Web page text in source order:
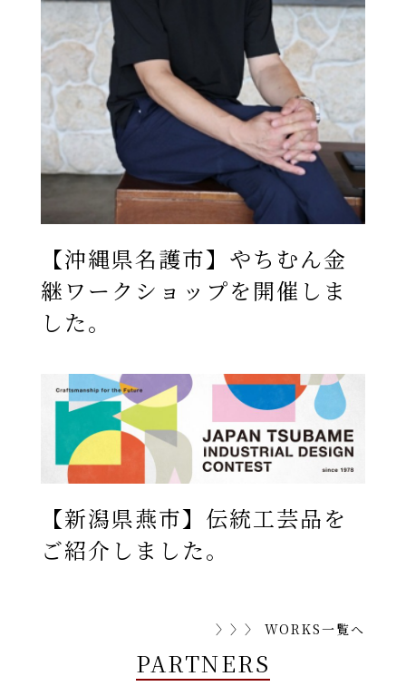
【沖縄県名護市】やちむん金
継ワークショップを開催しま
した。
【新潟県燕市】伝統工芸品を
ご紹介しました。
〉〉〉 WORKS一覧へ
PARTNERS